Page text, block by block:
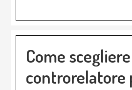
Come
controrelatore